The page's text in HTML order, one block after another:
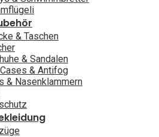
& Taschen
& Sandalen
& Antifog
& Nasenklammern